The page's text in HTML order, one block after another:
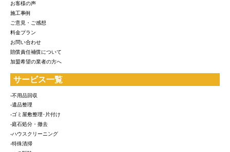
お客様の声
施工事例
ご意見・ご感想
料金プラン
お問い合わせ
賠償責任補償について
加盟希望の業者の方へ
サービス一覧
-不用品回収
-遺品整理
-ゴミ屋敷整理･片付け
-庭石処分・撤去
-ハウスクリーニング
-特殊清掃